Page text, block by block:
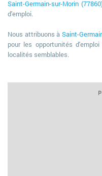
Saint-Germain-sur-Morin
d'emploi.
Nous attribuons à Saint-
pour les opportunités
localités semblables.